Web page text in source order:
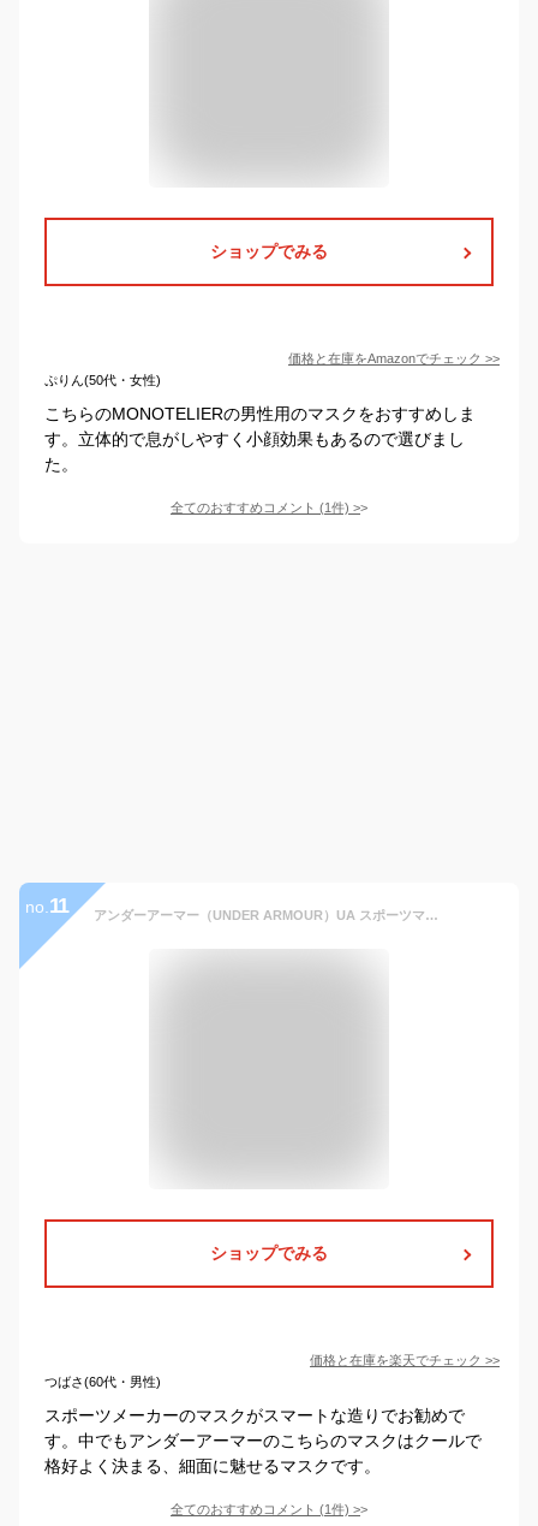
ショップでみる
価格と在庫をAmazonでチェック >>
ぷりん(50代・女性)
こちらのMONOTELIERの男性用のマスクをおすすめしま
す。立体的で息がしやすく小顔効果もあるので選びまし
た。
全てのおすすめコメント (1件) >
no. 11 アンダーアーマー（UNDER ARMOUR）UA スポーツマスク 洗える マスク フェイスマスク 接触冷感 黒マスク マスクケース UVカット 花粉対策 メンズ レディース u13680100002-2
ショップでみる
価格と在庫を楽天でチェック >>
つばさ(60代・男性)
スポーツメーカーのマスクがスマートな造りでお勧めで
す。中でもアンダーアーマーのこちらのマスクはクールで
格好よく決まる、細面に魅せるマスクです。
全てのおすすめコメント (1件) >